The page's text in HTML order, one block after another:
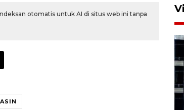
otomatis untuk AI di situs web ini tanpa
Feature - Kalsel Merangkul
Anak Putus Sekolah Lewat